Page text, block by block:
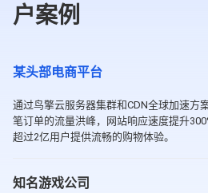
户案例
某头部电商平台
通过鸟擎云服务器集群和CDN全球加速方
笔订单的流量洪峰，网站响应速度提升
超过2亿用户提供流畅的购物体验。
知名游戏公司